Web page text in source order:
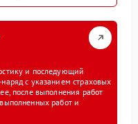
и последующий
с указанием страховых
после выполнения работ
работ и